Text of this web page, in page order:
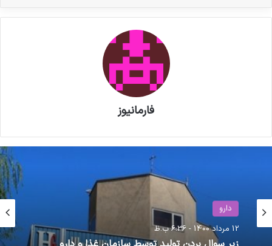
داوطلبان هلال احمر برگزار شد.
پزشکیان به نمایشگاه «ایران هلث»
مصاحبه مشاور سندیکای تولید
کنندگان مواد دارویی، شیمیایی و
بسته بندی دارویی از روند تولید و
اقدامات دبیرخانه سندیکا در راستای
خدمت رسانی به تولید کنندگان مواد
فارمانیوز
دارو
رویداد ها